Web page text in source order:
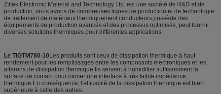
Ziitek Electronic Material and Technology Ltd. est une société de R&D et de
production, nous avons de nombreuses lignes de production et de technologie
de traitement de matériaux thermiquement conducteurs,possède des
équipements de production avancés et des processus optimisés, peut fournir
diverses solutions thermiques pour différentes applications.
Le TIGTM780-10Les produits sont ceux de dissipation thermique à haut
rendement pour les remplissages entre les composants électroniques et les
ailerons de dissipation thermique.Ils servent à humidifier suffisamment la
surface de contact pour former une interface à très faible impédance
thermique.En conséquence, l'efficacité de la dissipation thermique est bien
supérieure à celle des autres.